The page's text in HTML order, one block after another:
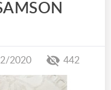
2020 442